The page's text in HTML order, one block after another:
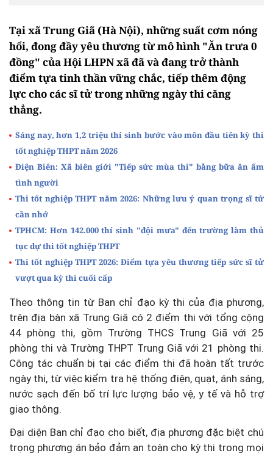
Tại xã Trung Giã (Hà Nội), những suất cơm nóng
hổi, đong đầy yêu thương từ mô hình "Ăn trưa 0
đồng" của Hội LHPN xã đã và đang trở thành
điểm tựa tinh thần vững chắc, tiếp thêm động
lực cho các sĩ tử trong những ngày thi căng
thẳng.
Sáng nay, hơn 1,2 triệu thí sinh bước vào môn đầu tiên kỳ thi
tốt nghiệp THPT năm 2026
Điện Biên: Xã biên giới "Tiếp sức mùa thi" bằng bữa ăn ấm
tình người
Thi tốt nghiệp THPT năm 2026: Những lưu ý quan trọng sĩ tử
cần nhớ
TPHCM: Hơn 142.000 thí sinh "đội mưa" đến trường làm thủ
tục dự thi tốt nghiệp THPT
Thi tốt nghiệp THPT 2026: Điểm tựa yêu thương tiếp sức sĩ tử
vượt qua kỳ thi cuối cấp
Theo thông tin từ Ban chỉ đạo kỳ thi của địa phương,
trên địa bàn xã Trung Giã có 2 điểm thi với tổng cộng
44 phòng thi, gồm Trường THCS Trung Giã với 25
phòng thi và Trường THPT Trung Giã với 21 phòng thi.
Công tác chuẩn bị tại các điểm thi đã hoàn tất trước
ngày thi, từ việc kiểm tra hệ thống điện, quạt, ánh sáng,
nước sạch đến bố trí lực lượng bảo vệ, y tế và hỗ trợ
giao thông.
Đại diện Ban chỉ đạo cho biết, địa phương đặc biệt chú
trọng phương án bảo đảm an toàn cho kỳ thi trong mọi